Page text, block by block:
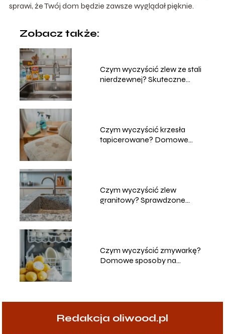
sprawi, że Twój dom będzie zawsze wyglądał pięknie.
Zobacz także:
Czym wyczyścić zlew ze stali
nierdzewnej? Skuteczne
Czym wyczyścić krzesła
tapicerowane? Domowe
Czym wyczyścić zlew
granitowy? Sprawdzone
Czym wyczyścić zmywarkę?
Domowe sposoby na
Redakcja oliwood.pl